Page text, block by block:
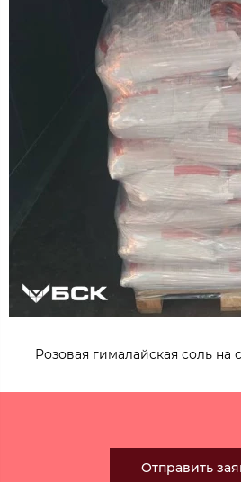
Розовая гималайская соль на
Отправить